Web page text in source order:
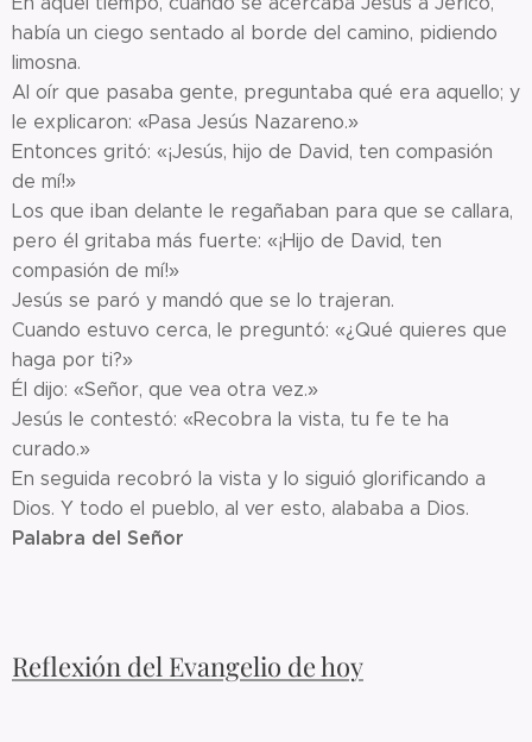
había un ciego sentado al borde del camino, pidiendo
limosna.
Al oír que pasaba gente, preguntaba qué era aquello; y
le explicaron: «Pasa Jesús Nazareno.»
Entonces gritó: «¡Jesús, hijo de David, ten compasión
de mí!»
Los que iban delante le regañaban para que se callara,
pero él gritaba más fuerte: «¡Hijo de David, ten
compasión de mí!»
Jesús se paró y mandó que se lo trajeran.
Cuando estuvo cerca, le preguntó: «¿Qué quieres que
haga por ti?»
Él dijo: «Señor, que vea otra vez.»
Jesús le contestó: «Recobra la vista, tu fe te ha
curado.»
En seguida recobró la vista y lo siguió glorificando a
Dios. Y todo el pueblo, al ver esto, alababa a Dios.
Palabra del Señor
Reflexión del Evangelio de hoy